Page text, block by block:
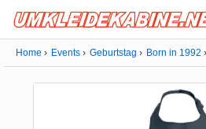
Home Events Geburtstag Born in 1992